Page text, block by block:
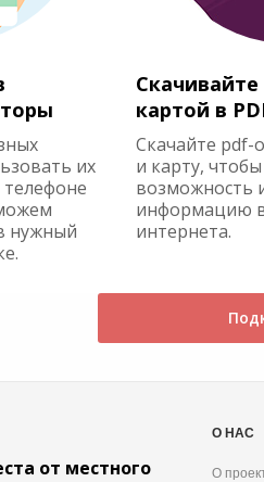
их
нужный
Скачивайте
картой в
Скачайте pdf-
и карту,
возможность
информацию в
интернета.
от местного
О НАС
О